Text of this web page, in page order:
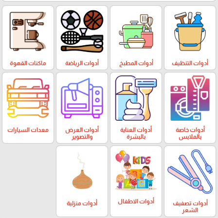
أدوات التنظيف أدوات المطبخ أدوات الرياضة ماكنات القهوة
أدوات خاصة
بالملابس
أدوات العناية
بالبشرة
أدوات العرض
والتصوير
معدات السيارات
أدوات تصفيف
الشعر
أدوات الاطفال أدوات منزلية